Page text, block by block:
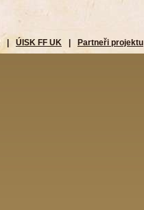
ÚISK FF UK Partneři projektu